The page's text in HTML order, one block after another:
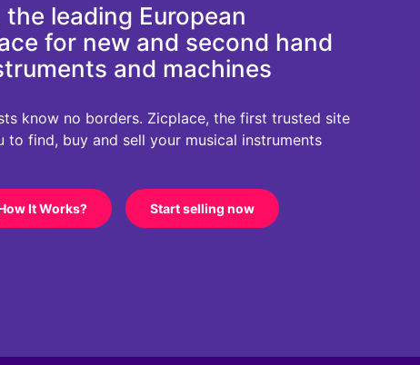
leading European
for new and second hand
and machines
know no borders. Zicplace, the first trusted site
to find, buy and sell your musical instruments
It Works? Start selling now